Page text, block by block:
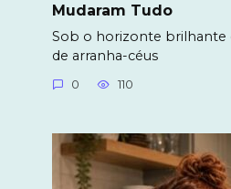
Mudaram Tudo
Sob o horizonte brilhante
de arranha-céus
0 110